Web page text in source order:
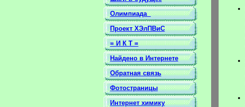
Олимпиада
Проект ХЭлПВиС
= И К Т =
Найдено в Интернете
Обратная связь
Фотостраницы
Интернет химику